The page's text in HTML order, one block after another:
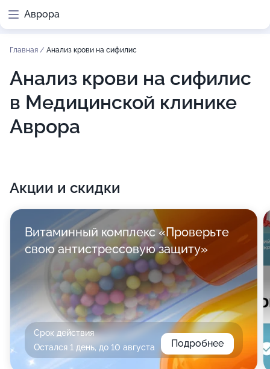
Аврора
Главная / Анализ крови на сифилис
Анализ крови на сифилис
в Медицинской клинике
Аврора
Акции и скидки
Витаминный комплекс «Проверьте
свою антистрессовую защиту»
Срок действия
Остался 1 день, до 10 августа
Подробнее